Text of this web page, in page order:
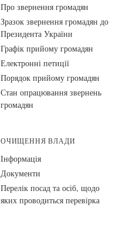
Про звернення громадян
Зразок звернення громадян до
Президента України
Графік прийому громадян
Електронні петиції
Порядок прийому громадян
Стан опрацювання звернень
громадян
ОЧИЩЕННЯ ВЛАДИ
Інформація
Документи
Перелік посад та осіб, щодо
яких проводиться перевірка